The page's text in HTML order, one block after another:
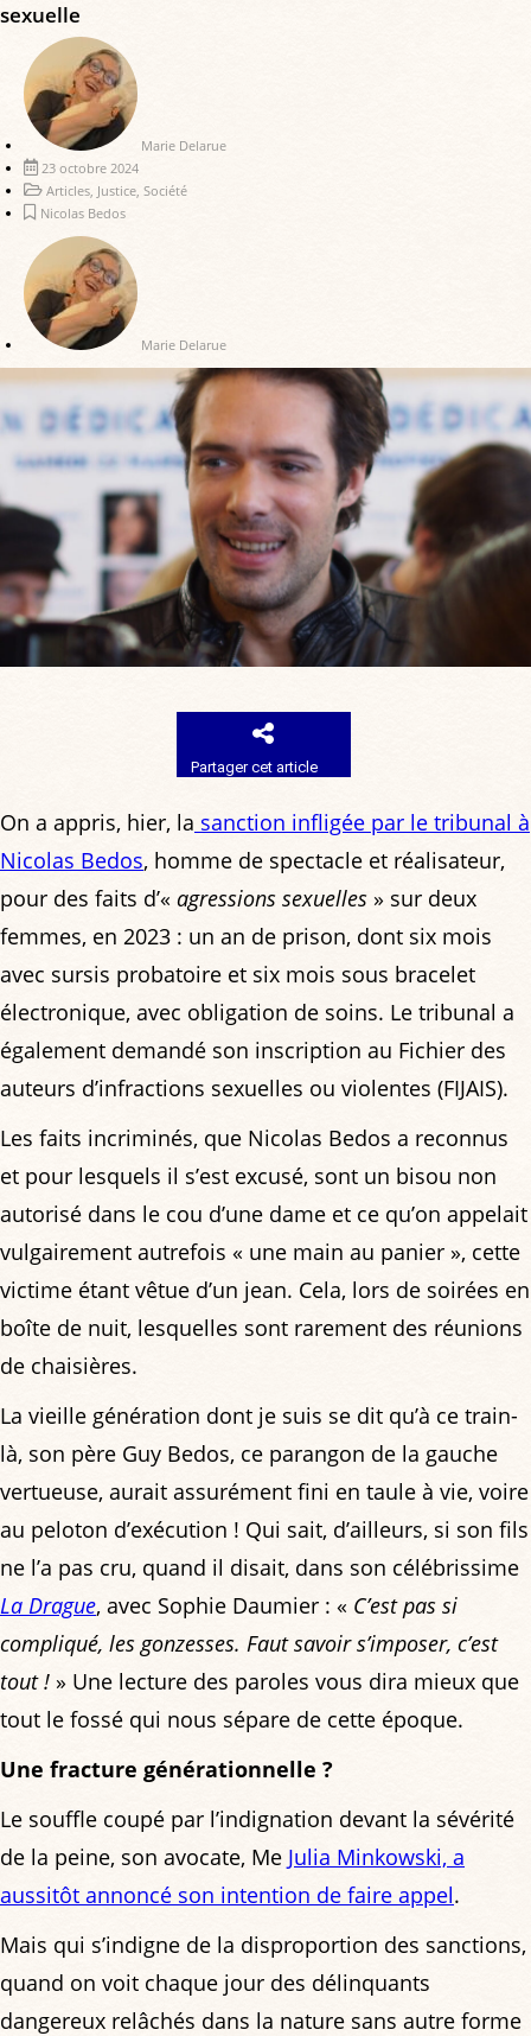
sexuelle
Marie Delarue
23 octobre 2024
Articles, Justice, Société
Nicolas Bedos
Marie Delarue
Partager cet article
On a appris, hier, la sanction infligée par le tribunal à
Nicolas Bedos, homme de spectacle et réalisateur,
pour des faits d’« agressions sexuelles » sur deux
femmes, en 2023 : un an de prison, dont six mois
avec sursis probatoire et six mois sous bracelet
électronique, avec obligation de soins. Le tribunal a
également demandé son inscription au Fichier des
auteurs d’infractions sexuelles ou violentes (FIJAIS).
Les faits incriminés, que Nicolas Bedos a reconnus
et pour lesquels il s’est excusé, sont un bisou non
autorisé dans le cou d’une dame et ce qu’on appelait
vulgairement autrefois « une main au panier », cette
victime étant vêtue d’un jean. Cela, lors de soirées en
boîte de nuit, lesquelles sont rarement des réunions
de chaisières.
La vieille génération dont je suis se dit qu’à ce train-
là, son père Guy Bedos, ce parangon de la gauche
vertueuse, aurait assurément fini en taule à vie, voire
au peloton d’exécution ! Qui sait, d’ailleurs, si son fils
ne l’a pas cru, quand il disait, dans son célébrissime
La Drague, avec Sophie Daumier : « C’est pas si
compliqué, les gonzesses. Faut savoir s’imposer, c’est
tout ! » Une lecture des paroles vous dira mieux que
tout le fossé qui nous sépare de cette époque.
Une fracture générationnelle ?
Le souffle coupé par l’indignation devant la sévérité
de la peine, son avocate, Me Julia Minkowski, a
aussitôt annoncé son intention de faire appel.
Mais qui s’indigne de la disproportion des sanctions,
quand on voit chaque jour des délinquants
dangereux relâchés dans la nature sans autre forme